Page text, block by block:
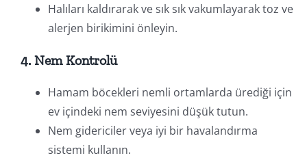
Halıları kaldırarak ve sık sık vakumlayarak toz ve
alerjen birikimini önleyin.
4. Nem Kontrolü
Hamam böcekleri nemli ortamlarda ürediği için
ev içindeki nem seviyesini düşük tutun.
Nem gidericiler veya iyi bir havalandırma
sistemi kullanın.